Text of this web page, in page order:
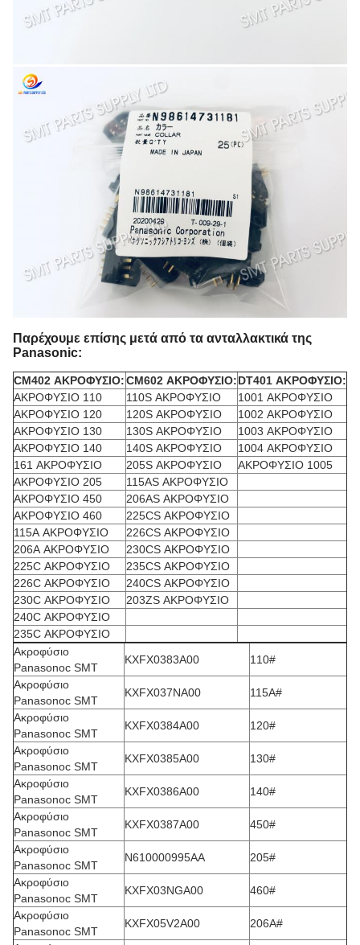
Παρέχουμε επίσης μετά από τα ανταλλακτικά της
Panasonic:
CM402 ΑΚΡΟΦΥΣΙΟ:CM602 ΑΚΡΟΦΥΣΙΟ:DT401 ΑΚΡΟΦΥΣΙΟ:
ΑΚΡΟΦΥΣΙΟ 110
110S ΑΚΡΟΦΥΣΙΟ
1001 ΑΚΡΟΦΥΣΙΟ
ΑΚΡΟΦΥΣΙΟ 120
120S ΑΚΡΟΦΥΣΙΟ
1002 ΑΚΡΟΦΥΣΙΟ
ΑΚΡΟΦΥΣΙΟ 130
130S ΑΚΡΟΦΥΣΙΟ
1003 ΑΚΡΟΦΥΣΙΟ
ΑΚΡΟΦΥΣΙΟ 140
140S ΑΚΡΟΦΥΣΙΟ
1004 ΑΚΡΟΦΥΣΙΟ
161 ΑΚΡΟΦΥΣΙΟ
205S ΑΚΡΟΦΥΣΙΟ
ΑΚΡΟΦΥΣΙΟ 1005
ΑΚΡΟΦΥΣΙΟ 205
115AS ΑΚΡΟΦΥΣΙΟ
ΑΚΡΟΦΥΣΙΟ 450
206AS ΑΚΡΟΦΥΣΙΟ
ΑΚΡΟΦΥΣΙΟ 460
225CS ΑΚΡΟΦΥΣΙΟ
115A ΑΚΡΟΦΥΣΙΟ
226CS ΑΚΡΟΦΥΣΙΟ
206A ΑΚΡΟΦΥΣΙΟ
230CS ΑΚΡΟΦΥΣΙΟ
225C ΑΚΡΟΦΥΣΙΟ
235CS ΑΚΡΟΦΥΣΙΟ
226C ΑΚΡΟΦΥΣΙΟ
240CS ΑΚΡΟΦΥΣΙΟ
230C ΑΚΡΟΦΥΣΙΟ
203ZS ΑΚΡΟΦΥΣΙΟ
240C ΑΚΡΟΦΥΣΙΟ
235C ΑΚΡΟΦΥΣΙΟ
Ακροφύσιο
Panasonoc SMT
KXFX0383A00
110#
Ακροφύσιο
Panasonoc SMT
KXFX037NA00
115A#
Ακροφύσιο
Panasonoc SMT
KXFX0384A00
120#
Ακροφύσιο
Panasonoc SMT
KXFX0385A00
130#
Ακροφύσιο
Panasonoc SMT
KXFX0386A00
140#
Ακροφύσιο
Panasonoc SMT
KXFX0387A00
450#
Ακροφύσιο
Panasonoc SMT
N610000995AA
205#
Ακροφύσιο
Panasonoc SMT
KXFX03NGA00
460#
Ακροφύσιο
Panasonoc SMT
KXFX05V2A00
206A#